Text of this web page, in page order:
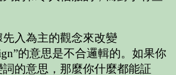
入為主的觀念來改變
的意思是不合邏輯的。如果你
的意思，那麼你什麼都能証